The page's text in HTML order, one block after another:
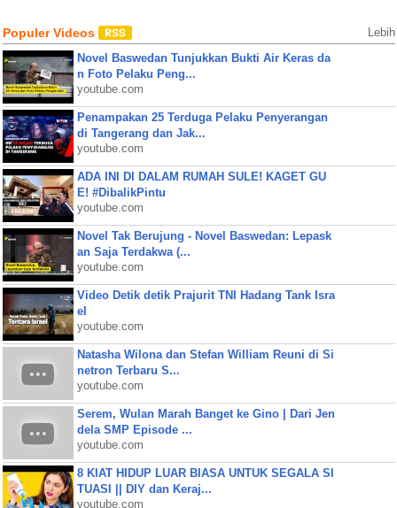
Populer Videos Lebih
Novel Baswedan Tunjukkan Bukti Air Keras da
n Foto Pelaku Peng...
youtube.com
Penampakan 25 Terduga Pelaku Penyerangan
di Tangerang dan Jak...
youtube.com
ADA INI DI DALAM RUMAH SULE! KAGET GU
E! #DibalikPintu
youtube.com
Novel Tak Berujung - Novel Baswedan: Lepask
an Saja Terdakwa (...
youtube.com
Video Detik detik Prajurit TNI Hadang Tank Isra
el
youtube.com
Natasha Wilona dan Stefan William Reuni di Si
netron Terbaru S...
youtube.com
Serem, Wulan Marah Banget ke Gino | Dari Jen
dela SMP Episode ...
youtube.com
8 KIAT HIDUP LUAR BIASA UNTUK SEGALA SI
TUASI || DIY dan Keraj...
youtube.com